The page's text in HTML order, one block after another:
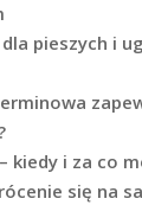
pieszych i
kiedy i za co
się na